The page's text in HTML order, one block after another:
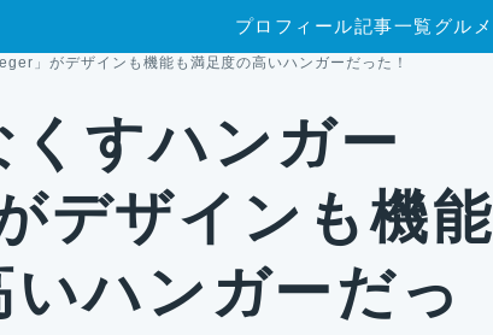
プロフィール記事一覧グルメ
」がデザインも機能も満足度の高いハンガーだった！
くすハンガー
デザインも機能
いハンガーだっ